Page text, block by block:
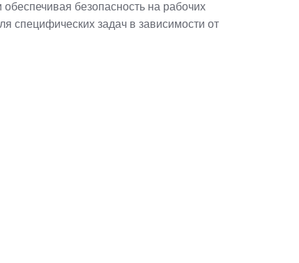
безопасность на рабочих
специфических задач в зависимости от